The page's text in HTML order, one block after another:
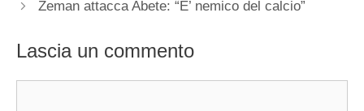
Zeman attacca Abete: “E’ nemico del calcio”
Lascia un commento